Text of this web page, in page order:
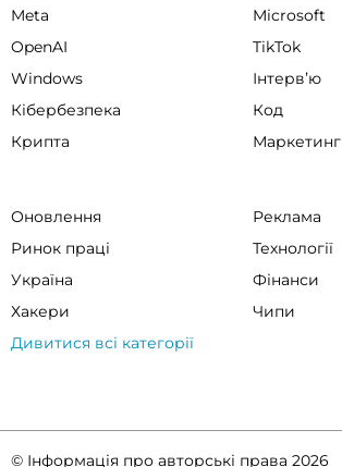
Meta
Microsoft
OpenAI
TikTok
Windows
Інтервʼю
Кібербезпека
Код
Крипта
Маркетинг
Оновлення
Реклама
Ринок праці
Технології
Україна
Фінанси
Хакери
Чипи
Дивитися всі категорії
© Інформація про авторські права 2026